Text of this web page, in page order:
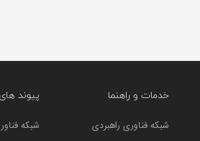
خدمات و راهنما
شبکه فناوری راهبردی
پیوند
شبکه